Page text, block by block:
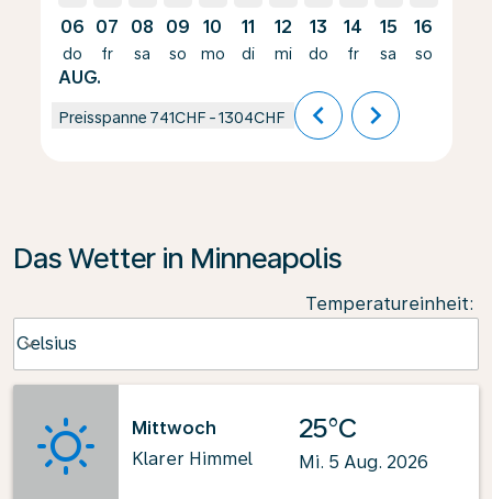
06
do
AUG.
07
fr
08
sa
09
so
10
mo
11
di
12
mi
13
do
14
fr
15
sa
16
so
Preisspanne 741CHF -1304CHF chevron_left chevron_right
Das Wetter in Minneapolis
Temperatureinheit:
Celsius
keyboard_arrow_down
Mittwoch
Klarer Himmel
25°C
Mi. 5 Aug. 2026